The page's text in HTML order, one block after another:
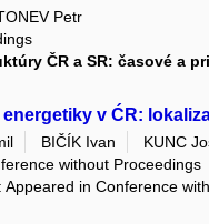
Petr
ČR a SR: časové a
energetiky v ĆR:
BIČÍK Ivan KUNC
without Proceedings
Appeared in Conference